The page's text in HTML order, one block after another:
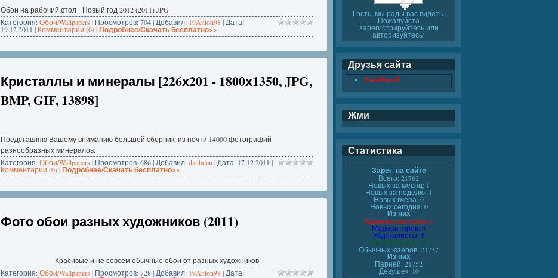
Обои на рабочий стол - Новый год 2012 (2011) JPG
Категория:Обои/Wallpapers | Просмотров: 704 | Добавил: 19Anton98| Дата:
19.12.2011 | Комментарии (0)|Подробнее/Скачать бесплатно>>
Кристаллы и минералы [226х201 - 1800х1350, JPG,
BMP, GIF, 13898]
Представляю Вашему вниманию большой сборник, из почти 14000 фотографий
разнообразных минералов.
Категория:Обои/Wallpapers | Просмотров: 686 | Добавил:danbdan | Дата: 17.12.2011 |
Комментарии (0)|Подробнее/Скачать бесплатно>>
Фото обои разных художников (2011)
Красивые и не совсем обычные обои от разных художников
Категория:Обои/Wallpapers | Просмотров: 728 | Добавил: 19Anton98| Дата:
Гость, мы рады вас видеть.
Пожалуйста
зарегистрируйтесь или
авторизуйтесь!
Друзья сайта
LineWareZ
Жми
Статистика
Зарег. на сайте
Всего: 21762
Новых за месяц: 1
Новых за неделю: 1
Новых вчера: 0
Новых сегодня: 0
Из них
Администраторов: 1
Модераторов: 0
Журналисты: 5
Проверенных: 19
Обычных юзеров: 21737
Из них
Парней: 21752
Девушек: 10